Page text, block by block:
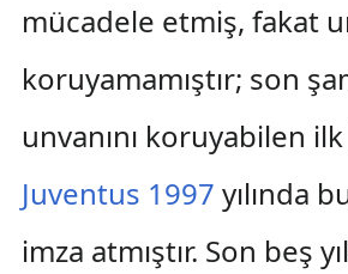
mücadele etmiş, fakat
koruyamamıştır; son
unvanını koruyabilen
Juventus 1997 yılında
imza atmıştır. Son beş